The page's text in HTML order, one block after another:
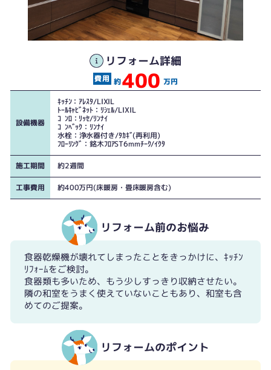
リフォーム詳細
約400 万円
設備機器
ｷｯﾁﾝ：ｱﾚｽﾀ/LIXIL
ﾄｰﾙｷｬﾋﾞﾈｯﾄ：ﾘｼｪﾙ/LIXIL
ｺﾝﾛ：ﾘｯｾ/ﾘﾝﾅｲ
ｺﾝﾍﾞｯｸ：ﾘﾝﾅｲ
水栓：浄水器付き/ﾀｶｷﾞ(再利用)
ﾌﾛｰﾘﾝｸﾞ：銘木ﾌﾛｱST6mmﾁｰｸ/ｲｸﾀ
施工期間 約2週間
工事費用 約400万円(床暖房・畳床暖房含む)
リフォーム前のお悩み
食器乾燥機が壊れてしまったことをきっかけに、ｷｯﾁﾝ
ﾘﾌｫｰﾑをご検討。
食器類も多いため、もう少しすっきり収納させたい。
隣の和室をうまく使えていないこともあり、和室も含
めてのご提案。
リフォームのポイント